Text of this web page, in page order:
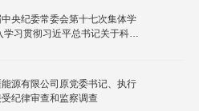
央纪委常委会第十七次集体学
学习贯彻习近平总书记关于科技
源有限公司原党委书记、执行
纪律审查和监察调查